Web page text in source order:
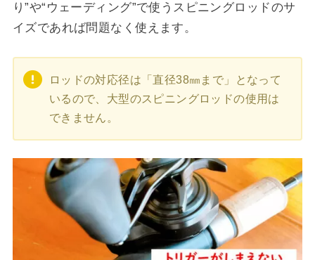
り”や“ウェーディング”で使うスピニングロッドのサ
イズであれば問題なく使えます。
ロッドの対応径は「直径38㎜まで」となって
いるので、大型のスピニングロッドの使用は
できません。